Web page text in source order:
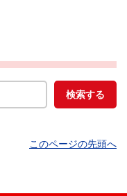
このページの先頭へ